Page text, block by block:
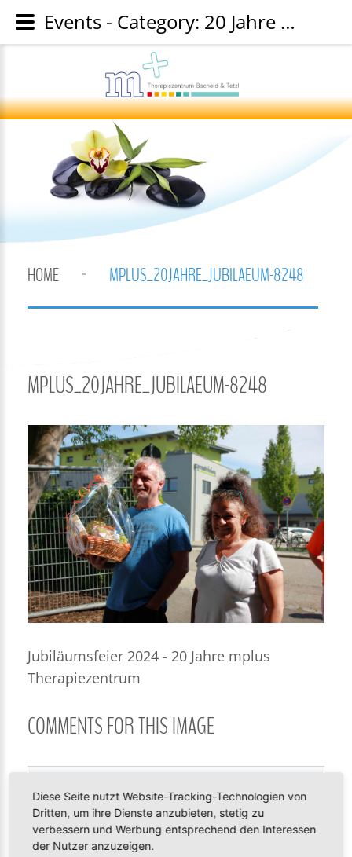
HOME MPLUS_20JAHRE_JUBILAEUM-8248
MPLUS_20JAHRE_JUBILAEUM-8248
Jubiläumsfeier 2024 - 20 Jahre mplus
Therapiezentrum
COMMENTSFORTHISIMAGE
Events - Category: 20 Jahre mplus Jubiläumsfeier - Image: mplus_20jahre_jubilaeum-8248
Diese Seite nutzt Website-Tracking-Technologien von
Dritten, um ihre Dienste anzubieten, stetig zu
verbessern und Werbung entsprechend den Interessen
der Nutzer anzuzeigen.